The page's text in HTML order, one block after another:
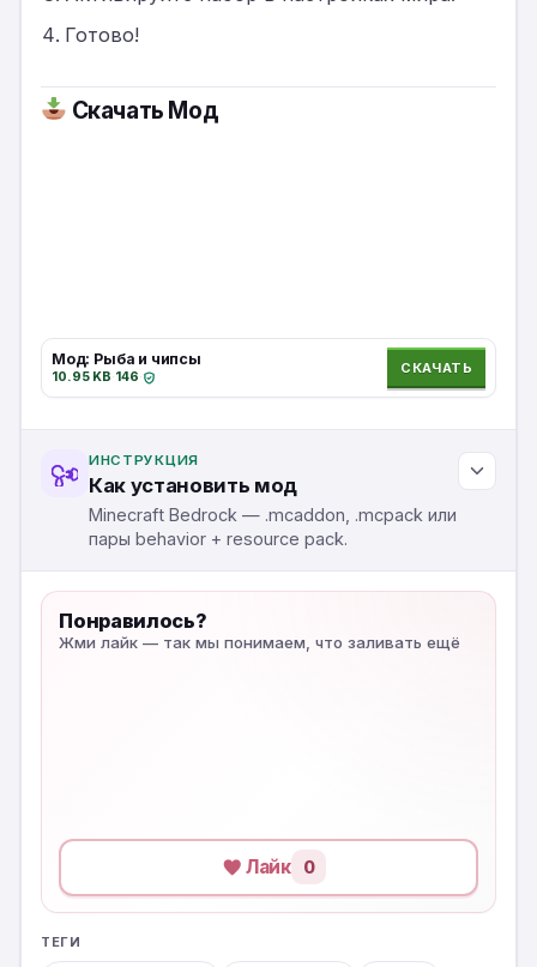
Готово!
Скачать Мод
Мод: Рыба и чипсы
10.95 KB·146·
СКАЧАТЬ
ИНСТРУКЦИЯ
Как установить мод
Minecraft Bedrock — .mcaddon, .mcpack или
пары behavior + resource pack.
Понравилось?
Жми лайк — так мы понимаем, что заливать ещё
Лайк 0
ТЕГИ